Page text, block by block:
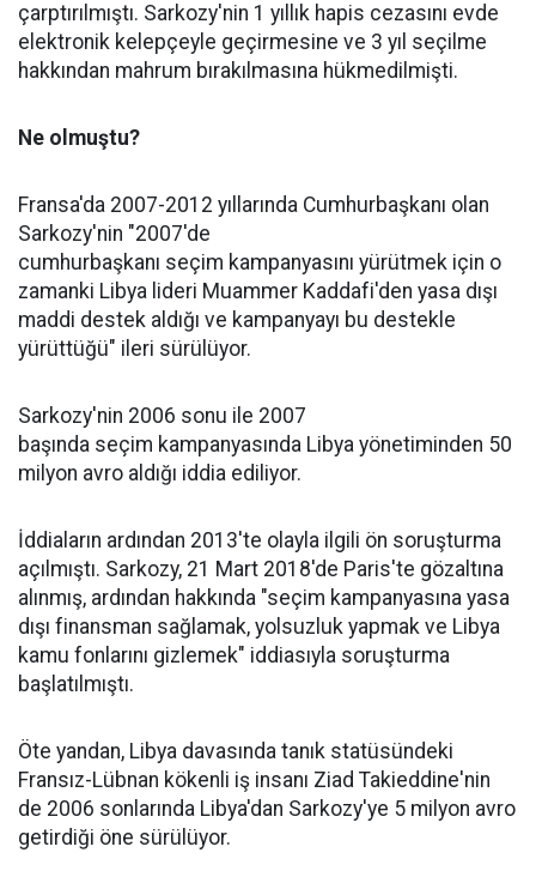
çarptırılmıştı. Sarkozy'nin 1 yıllık hapis cezasını evde
elektronik kelepçeyle geçirmesine ve 3 yıl seçilme
hakkından mahrum bırakılmasına hükmedilmişti.
Ne olmuştu?
Fransa'da 2007-2012 yıllarında Cumhurbaşkanı olan
Sarkozy'nin "2007'de
cumhurbaşkanı seçim kampanyasını yürütmek için o
zamanki Libya lideri Muammer Kaddafi'den yasa dışı
maddi destek aldığı ve kampanyayı bu destekle
yürüttüğü" ileri sürülüyor.
Sarkozy'nin 2006 sonu ile 2007
başında seçim kampanyasında Libya yönetiminden 50
milyon avro aldığı iddia ediliyor.
İddiaların ardından 2013'te olayla ilgili ön soruşturma
açılmıştı. Sarkozy, 21 Mart 2018'de Paris'te gözaltına
alınmış, ardından hakkında "seçim kampanyasına yasa
dışı finansman sağlamak, yolsuzluk yapmak ve Libya
kamu fonlarını gizlemek" iddiasıyla soruşturma
başlatılmıştı.
Öte yandan, Libya davasında tanık statüsündeki
Fransız-Lübnan kökenli iş insanı Ziad Takieddine'nin
de 2006 sonlarında Libya'dan Sarkozy'ye 5 milyon avro
getirdiği öne sürülüyor.